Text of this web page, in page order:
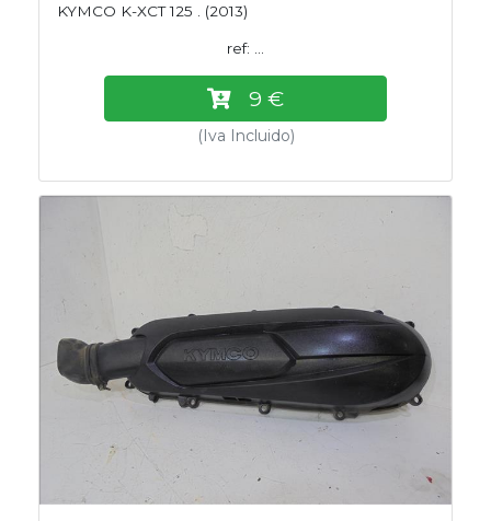
KYMCO K-XCT 125 . (2013)
ref: ...
9 €
(Iva Incluido)